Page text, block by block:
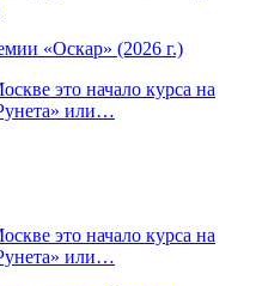
«Оскар» (2026 г.)
это начало курса на
или…
это начало курса на
или…